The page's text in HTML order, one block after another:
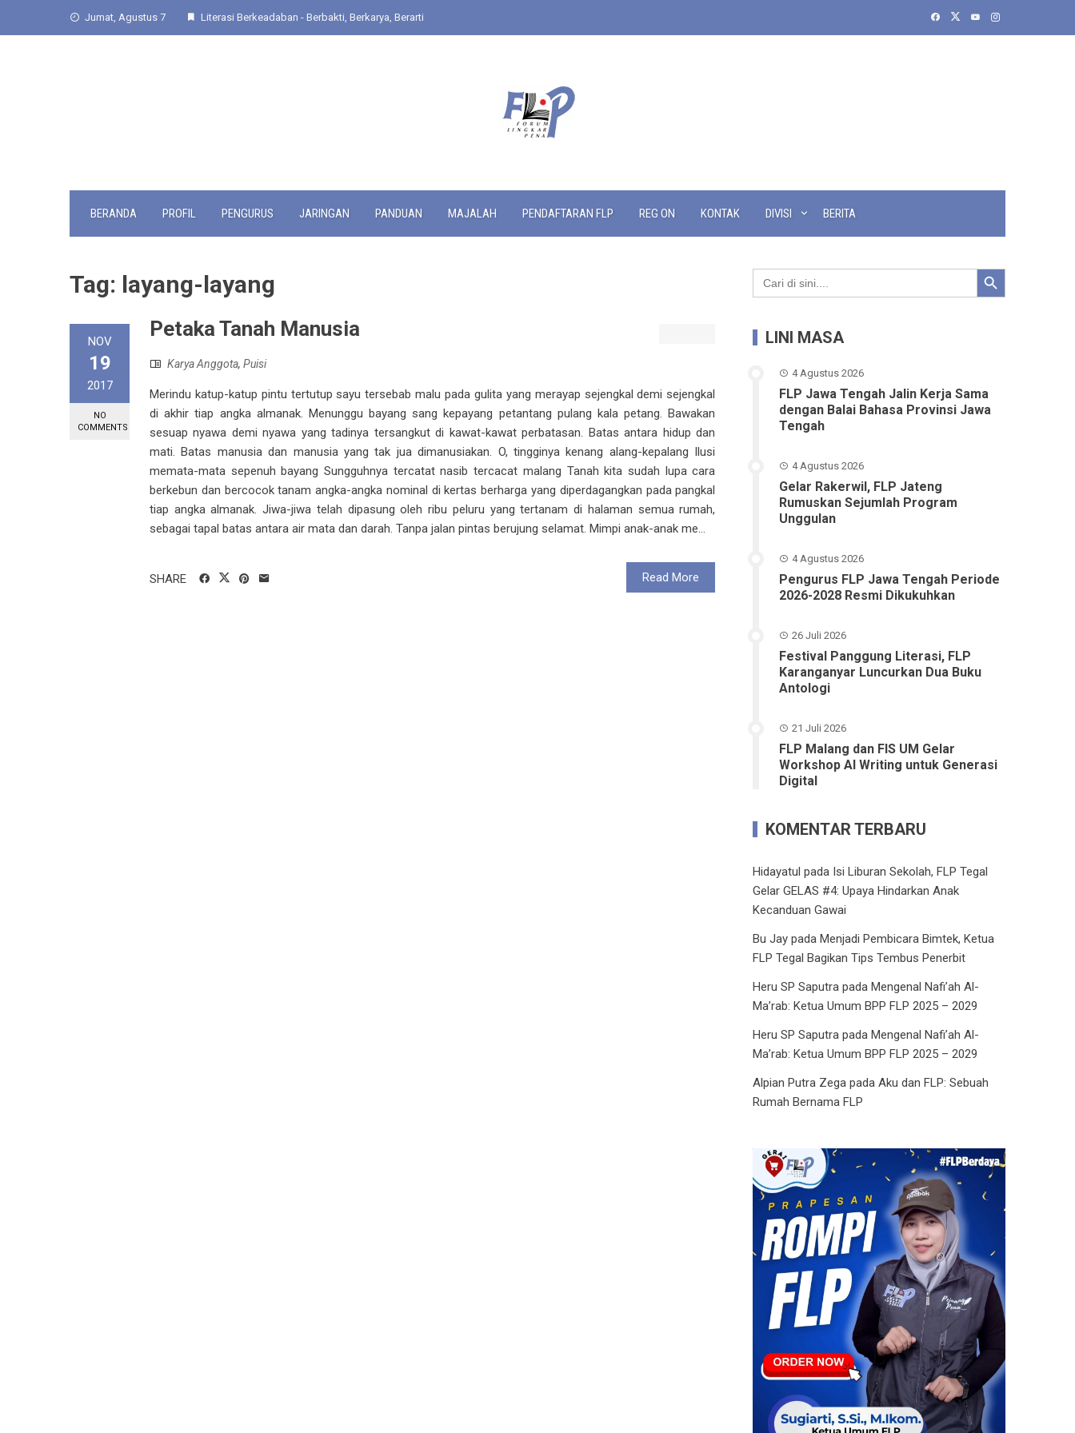
Jumat, Agustus 7 Literasi Berkeadaban - Berbakti, Berkarya, Berarti
BERANDA PROFIL PENGURUS JARINGAN PANDUAN MAJALAH PENDAFTARAN FLP REG ON KONTAK DIVISI BERITA
Tag: layang-layang
NOV
19
2017
NO
COMMENTS
Petaka Tanah Manusia
Karya Anggota, Puisi
Merindu katup-katup pintu tertutup sayu tersebab malu pada gulita yang merayap sejengkal demi sejengkal
di akhir tiap angka almanak. Menunggu bayang sang kepayang petantang pulang kala petang. Bawakan
sesuap nyawa demi nyawa yang tadinya tersangkut di kawat-kawat perbatasan. Batas antara hidup dan
mati. Batas manusia dan manusia yang tak jua dimanusiakan. O, tingginya kenang alang-kepalang Ilusi
memata-mata sepenuh bayang Sungguhnya tercatat nasib tercacat malang Tanah kita sudah lupa cara
berkebun dan bercocok tanam angka-angka nominal di kertas berharga yang diperdagangkan pada pangkal
tiap angka almanak. Jiwa-jiwa telah dipasung oleh ribu peluru yang tertanam di halaman semua rumah,
sebagai tapal batas antara air mata dan darah. Tanpa jalan pintas berujung selamat. Mimpi anak-anak me...
Read More
SHARE
Search
for:
Search Button
LINI MASA
4 Agustus 2026
FLP Jawa Tengah Jalin Kerja Sama
dengan Balai Bahasa Provinsi Jawa
Tengah
4 Agustus 2026
Gelar Rakerwil, FLP Jateng
Rumuskan Sejumlah Program
Unggulan
4 Agustus 2026
Pengurus FLP Jawa Tengah Periode
2026-2028 Resmi Dikukuhkan
26 Juli 2026
Festival Panggung Literasi, FLP
Karanganyar Luncurkan Dua Buku
Antologi
21 Juli 2026
FLP Malang dan FIS UM Gelar
Workshop AI Writing untuk Generasi
Digital
KOMENTAR TERBARU
Hidayatul pada Isi Liburan Sekolah, FLP Tegal
Gelar GELAS #4: Upaya Hindarkan Anak
Kecanduan Gawai
Bu Jay padaMenjadi Pembicara Bimtek, Ketua
FLP Tegal Bagikan Tips Tembus Penerbit
Heru SP Saputra padaMengenal Nafi’ah Al-
Ma’rab: Ketua Umum BPP FLP 2025 – 2029
Heru SP Saputra padaMengenal Nafi’ah Al-
Ma’rab: Ketua Umum BPP FLP 2025 – 2029
Alpian Putra Zega padaAku dan FLP: Sebuah
Rumah Bernama FLP